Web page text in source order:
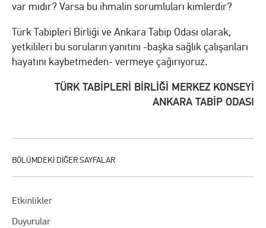
Etkinlikler
Duyurular
var mıdır? Varsa bu ihmalin sorumluları kimlerdir?
Türk Tabipleri Birliği ve Ankara Tabip Odası olarak,
yetkilileri bu soruların yanıtını -başka sağlık çalışanları
hayatını kaybetmeden- vermeye çağırıyoruz.
TÜRK TABİPLERİ BİRLİĞİ MERKEZ KONSEYİ
ANKARA TABİP ODASI